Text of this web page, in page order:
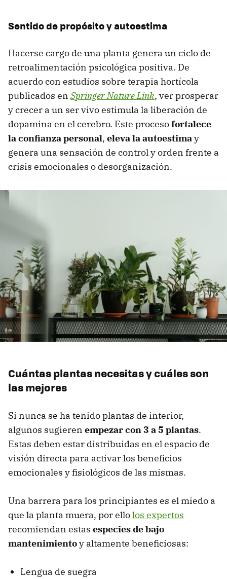
Sentido de propósito y autoestima
Hacerse cargo de una planta genera un ciclo de
retroalimentación psicológica positiva. De
acuerdo con estudios sobre terapia hortícola
publicados en Springer Nature Link, ver prosperar
y crecer a un ser vivo estimula la liberación de
dopamina en el cerebro. Este procesofortalece
la confianza personal, eleva la autoestimay
genera una sensación de control y orden frente a
crisis emocionales o desorganización.
Cuántas plantas necesitas y cuáles son
las mejores
Si nunca se ha tenido plantas de interior,
algunos sugieren empezar con 3 a 5 plantas.
Estas deben estar distribuidas en el espacio de
visión directa para activar los beneficios
emocionales y fisiológicos de las mismas.
Una barrera para los principiantes es el miedo a
que la planta muera, por ellolos expertos
recomiendan estas especies de bajo
mantenimientoy altamente beneficiosas:
Lengua de suegra